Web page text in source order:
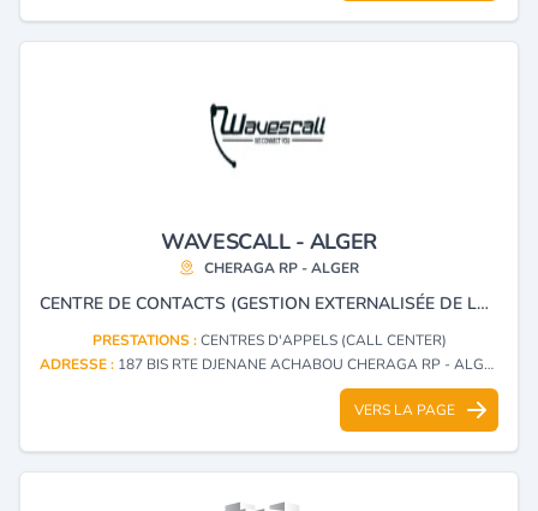
WAVESCALL - ALGER
CHERAGA RP - ALGER
CENTRE DE CONTACTS (GESTION EXTERNALISÉE DE LA RELATION CLIENT) : -RÉCEPTION D'APPEL : *SERVICE CLIENT *CAMPAGNE DE TÉLÉ-ACHAT *HOTLINE ET SUPPORT TECHNIQUE *CAMPAGNE DE RÉTENTION-RÉTRACTATION *CAMPAGNE D’INFORMATION (PRODUIT, SERVICE) *STRUCTURE D’ACCUEIL ET GESTION DE VOS DÉBORDEMENTS *CAMPAGNE ÉVÉNEMENTIELLE (PROMOTION, GESTION DE CRISE) -ÉMISSION D’APPEL : * ÉTUDE ET SONDAGE *PRISE DE RENDEZ-VOUS *QUALIFICATION DE FICHIER.
PRESTATIONS :CENTRES D'APPELS (CALL CENTER)
ADRESSE : 187 BIS RTE DJENANE ACHABOU CHERAGA RP - ALGER
VERS LA PAGE